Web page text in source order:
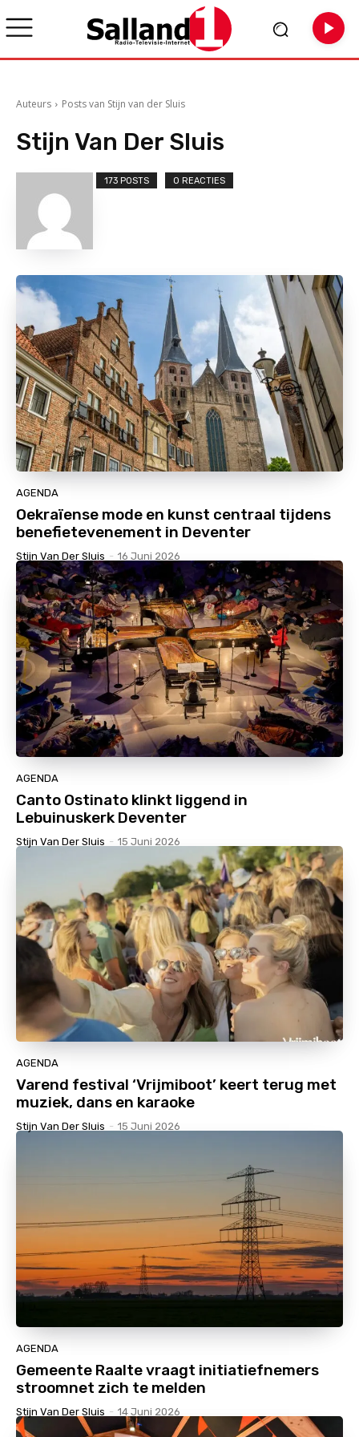
Auteurs Posts van Stijn van der Sluis
Stijn Van Der Sluis
173 POSTS 0 REACTIES
AGENDA
Oekraïense mode en kunst centraal tijdens
benefietevenement in Deventer
Stijn Van Der Sluis - 16 Juni 2026
AGENDA
Canto Ostinato klinkt liggend in
Lebuinuskerk Deventer
Stijn Van Der Sluis - 15 Juni 2026
AGENDA
Varend festival ‘Vrijmiboot’ keert terug met
muziek, dans en karaoke
Stijn Van Der Sluis - 15 Juni 2026
AGENDA
Gemeente Raalte vraagt initiatiefnemers
stroomnet zich te melden
Stijn Van Der Sluis - 14 Juni 2026